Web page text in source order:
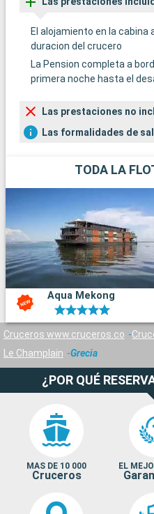
El alojamiento en la
duracion del crucero
La Pension completa a
primera noche hasta el
Las prestaciones no
Las formalidades de
TODA LA
Aqua Mekong
Cruceros www.cruceros.co
Le Champlain
Grecia
¿POR QUÉ
MAS DE 10 000
Cruceros
EL